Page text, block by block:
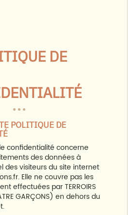
DE
POLITIQUE DE
confidentialité concerne
des données à
des visiteurs du site internet
Elle ne couvre pas les
effectuées par TERROIRS
GARÇONS) en dehors du